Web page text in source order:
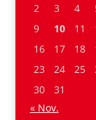
2
3 4
9
10 11
16
17 18
23
24 25
30
31
« Nov.